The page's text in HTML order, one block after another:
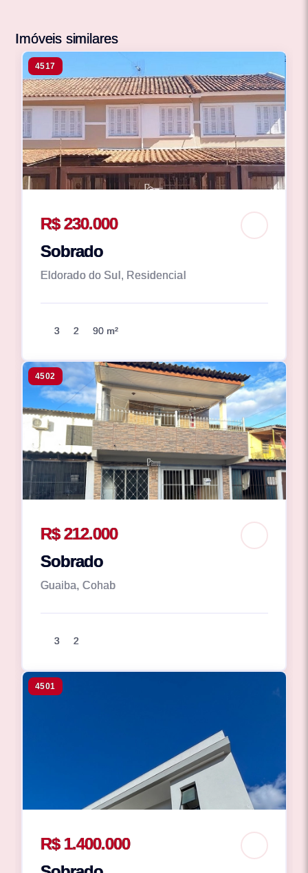
Imóveis similares
4517
R$ 230.000
Sobrado
Eldorado do Sul, Residencial
3 2 90 m²
4502
R$ 212.000
Sobrado
Guaiba, Cohab
3 2
4501
R$ 1.400.000